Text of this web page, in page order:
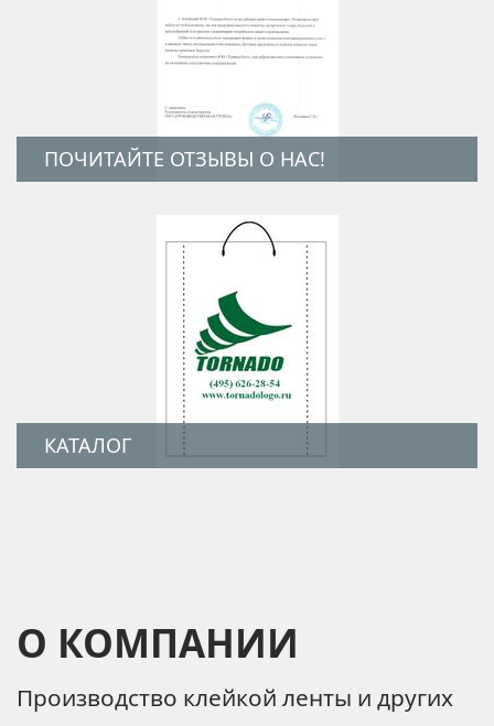
ПОЧИТАЙТЕ ОТЗЫВЫ О НАС!
КАТАЛОГ
О КОМПАНИИ
Производство клейкой ленты и других